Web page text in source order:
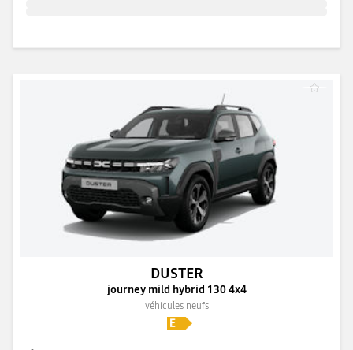
DUSTER
journey mild hybrid 130 4x4
véhicules neufs